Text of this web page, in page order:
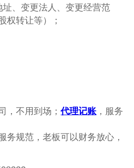
、变更法人、变更经营范
权转让等）；
，不用到场；代理记账 ，服务
务规范，老板可以财务放心，